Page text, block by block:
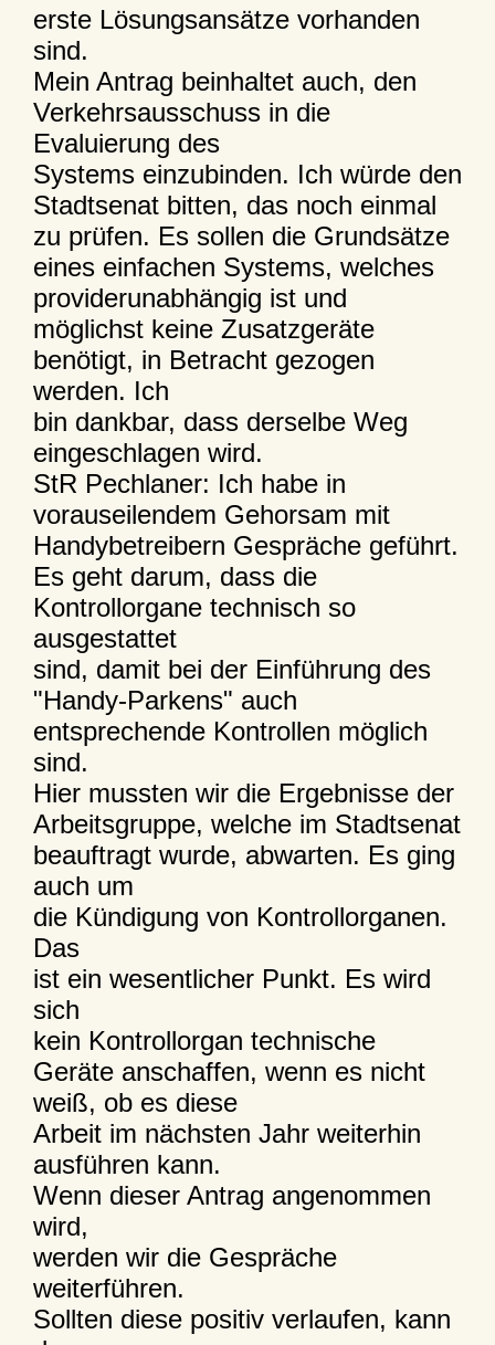
erste Lösungsansätze vorhanden
sind.
Mein Antrag beinhaltet auch, den
Verkehrsausschuss in die
Evaluierung des
Systems einzubinden. Ich würde den
Stadtsenat bitten, das noch einmal
zu prüfen. Es sollen die Grundsätze
eines einfachen Systems, welches
providerunabhängig ist und
möglichst keine Zusatzgeräte
benötigt, in Betracht gezogen
werden. Ich
bin dankbar, dass derselbe Weg
eingeschlagen wird.
StR Pechlaner: Ich habe in
vorauseilendem Gehorsam mit
Handybetreibern Gespräche geführt.
Es geht darum, dass die
Kontrollorgane technisch so
ausgestattet
sind, damit bei der Einführung des
"Handy-Parkens" auch
entsprechende Kontrollen möglich
sind.
Hier mussten wir die Ergebnisse der
Arbeitsgruppe, welche im Stadtsenat
beauftragt wurde, abwarten. Es ging
auch um
die Kündigung von Kontrollorganen.
Das
ist ein wesentlicher Punkt. Es wird
sich
kein Kontrollorgan technische
Geräte anschaffen, wenn es nicht
weiß, ob es diese
Arbeit im nächsten Jahr weiterhin
ausführen kann.
Wenn dieser Antrag angenommen
wird,
werden wir die Gespräche
weiterführen.
Sollten diese positiv verlaufen, kann